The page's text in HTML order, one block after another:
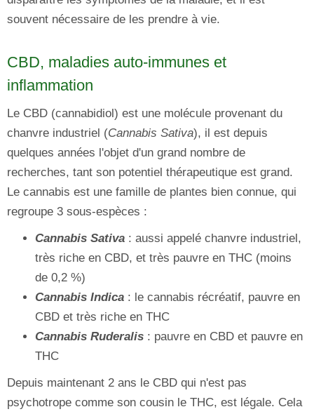
souvent nécessaire de les prendre à vie.
CBD, maladies auto-immunes et
inflammation
Le CBD (cannabidiol) est une molécule provenant du
chanvre industriel (Cannabis Sativa), il est depuis
quelques années l'objet d'un grand nombre de
recherches, tant son potentiel thérapeutique est grand.
Le cannabis est une famille de plantes bien connue, qui
regroupe 3 sous-espèces :
Cannabis Sativa : aussi appelé chanvre industriel,
très riche en CBD, et très pauvre en THC (moins
de 0,2 %)
Cannabis Indica : le cannabis récréatif, pauvre en
CBD et très riche en THC
Cannabis Ruderalis : pauvre en CBD et pauvre en
THC
Depuis maintenant 2 ans le CBD qui n'est pas
psychotrope comme son cousin le THC, est légale. Cela